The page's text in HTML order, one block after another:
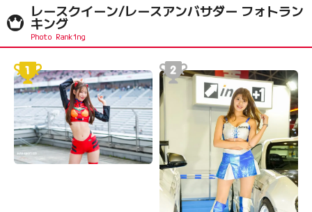
レースクイーン/レースアンバサダー フォトラン
キング